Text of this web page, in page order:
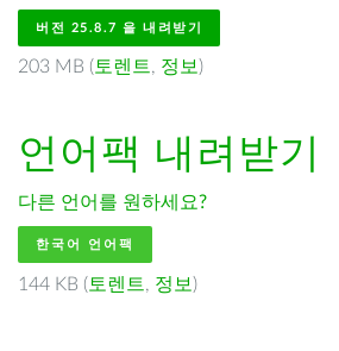
버전 25.8.7 을 내려받기
203 MB ( 토렌트, 정보 )
언어팩 내려받기
다른 언어를 원하세요?
한국어 언어팩
144 KB ( 토렌트, 정보 )